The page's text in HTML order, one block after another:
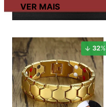
32%